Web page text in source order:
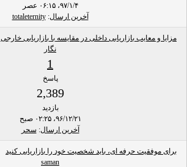
۹۷/۱/۴، ۰۶:۱۵ عصر
آخرین ارسال:
totaleternity
مزایا و معایب بازاریابی داخلی در مقایسه با بازاریابی خارجی
نگار
1
پاسخ
2,389
بازدید
۹۶/۱۲/۲۱، ۰۲:۲۵ صبح
آخرین ارسال: سحر
برای موفقیت حرفه ای، باید شخصیت خود را بازاریابی کنید
saman